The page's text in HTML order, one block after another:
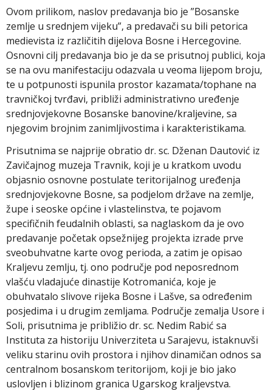
Ovom prilikom, naslov predavanja bio je ”Bosanske
zemlje u srednjem vijeku”, a predavači su bili petorica
medievista iz različitih dijelova Bosne i Hercegovine.
Osnovni cilj predavanja bio je da se prisutnoj publici, koja
se na ovu manifestaciju odazvala u veoma lijepom broju,
te u potpunosti ispunila prostor kazamata/tophane na
travničkoj tvrđavi, približi administrativno uređenje
srednjovjekovne Bosanske banovine/kraljevine, sa
njegovim brojnim zanimljivostima i karakteristikama.
Prisutnima se najprije obratio dr. sc. Dženan Dautović iz
Zavičajnog muzeja Travnik, koji je u kratkom uvodu
objasnio osnovne postulate teritorijalnog uređenja
srednjovjekovne Bosne, sa podjelom države na zemlje,
župe i seoske općine i vlastelinstva, te pojavom
specifičnih feudalnih oblasti, sa naglaskom da je ovo
predavanje početak opsežnijeg projekta izrade prve
sveobuhvatne karte ovog perioda, a zatim je opisao
Kraljevu zemlju, tj. ono područje pod neposrednom
vlašću vladajuće dinastije Kotromanića, koje je
obuhvatalo slivove rijeka Bosne i Lašve, sa određenim
posjedima i u drugim zemljama. Područje zemalja Usore i
Soli, prisutnima je približio dr. sc. Nedim Rabić sa
Instituta za historiju Univerziteta u Sarajevu, istaknuvši
veliku starinu ovih prostora i njihov dinamičan odnos sa
centralnom bosanskom teritorijom, koji je bio jako
uslovljen i blizinom granica Ugarskog kraljevstva.